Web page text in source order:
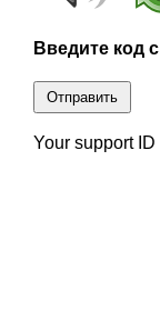
Введите код
Отправить
Your support